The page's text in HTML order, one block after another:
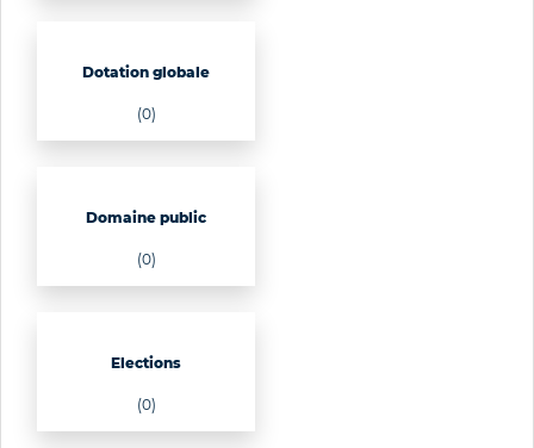
Dotation globale
(0)
Domaine public
(0)
Elections
(0)